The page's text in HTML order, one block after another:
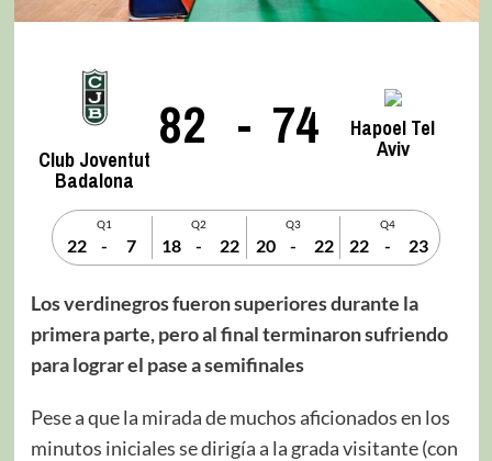
Club Joventut
Badalona
82 - 74 Hapoel Tel
Aviv
Q1
22 - 7
Q2
18 - 22
Q3
20 - 22
Q4
22 - 23
Los verdinegros fueron superiores durante la
primera parte, pero al final terminaron sufriendo
para lograr el pase a semifinales
Pese a que la mirada de muchos aficionados en los
minutos iniciales se dirigía a la grada visitante (con